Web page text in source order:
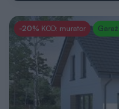
-20% KOD: murator Garaż